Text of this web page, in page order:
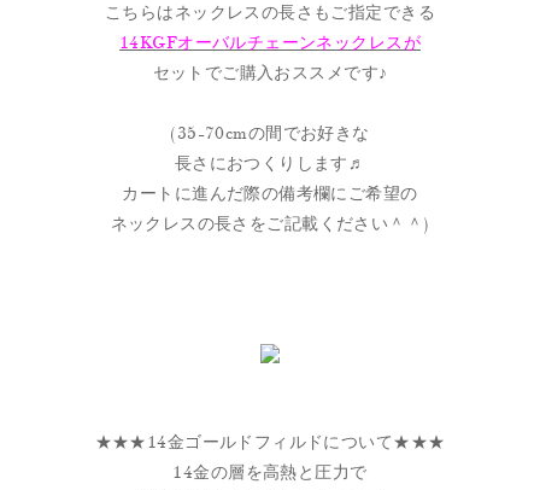
こちらはネックレスの長さもご指定できる
14KGFオーバルチェーンネックレスが
セットでご購入おススメです♪
(35-70cmの間でお好きな
長さにおつくりします♬
カートに進んだ際の備考欄にご希望の
ネックレスの長さをご記載ください＾＾)
★★★14金ゴールドフィルドについて★★★
14金の層を高熱と圧力で